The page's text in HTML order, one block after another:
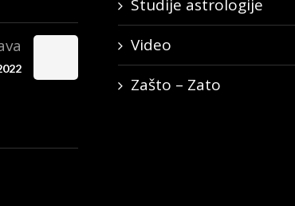
Studije astrologije
Video
Zašto – Zato